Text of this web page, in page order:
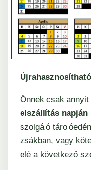
Önnek csak
elszállítás napján
szolgáló
zsákban, vagy
elé a következő